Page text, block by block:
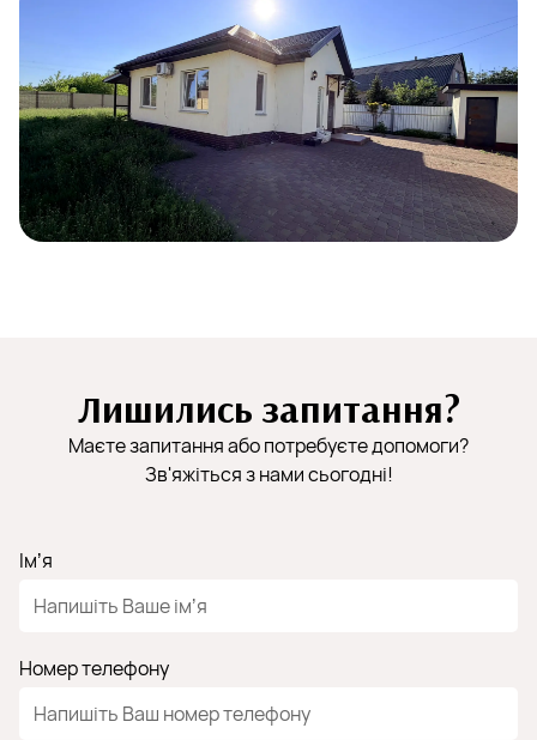
Лишились запитання?
Маєте запитання або потребуєте допомоги?
Зв'яжіться з нами сьогодні!
Імʼя
Номер телефону